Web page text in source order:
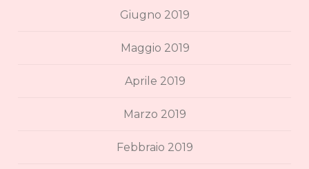
Giugno 2019
Maggio 2019
Aprile 2019
Marzo 2019
Febbraio 2019